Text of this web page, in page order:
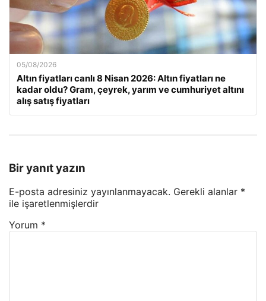
05/08/2026
Altın fiyatları canlı 8 Nisan 2026: Altın fiyatları ne
kadar oldu? Gram, çeyrek, yarım ve cumhuriyet altını
alış satış fiyatları
Bir yanıt yazın
E-posta adresiniz yayınlanmayacak. Gerekli alanlar *
ile işaretlenmişlerdir
Yorum *